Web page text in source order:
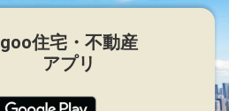
goo住宅・不動産
アプリ